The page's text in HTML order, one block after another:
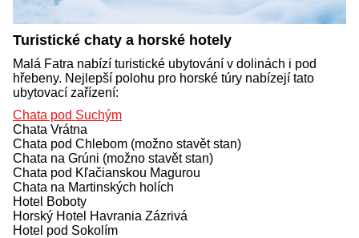
Turistické chaty a horské hotely
Malá Fatra nabízí turistické ubytování v dolinách i pod
hřebeny. Nejlepší polohu pro horské túry nabízejí tato
ubytovací zařízení:
Chata pod Suchým
Chata Vrátna
Chata pod Chlebom (možno stavět stan)
Chata na Grúni (možno stavět stan)
Chata pod Kľačianskou Magurou
Chata na Martinských holích
Hotel Boboty
Horský Hotel Havrania Zázrivá
Hotel pod Sokolím